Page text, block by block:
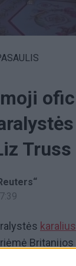
Truss
karalius
po